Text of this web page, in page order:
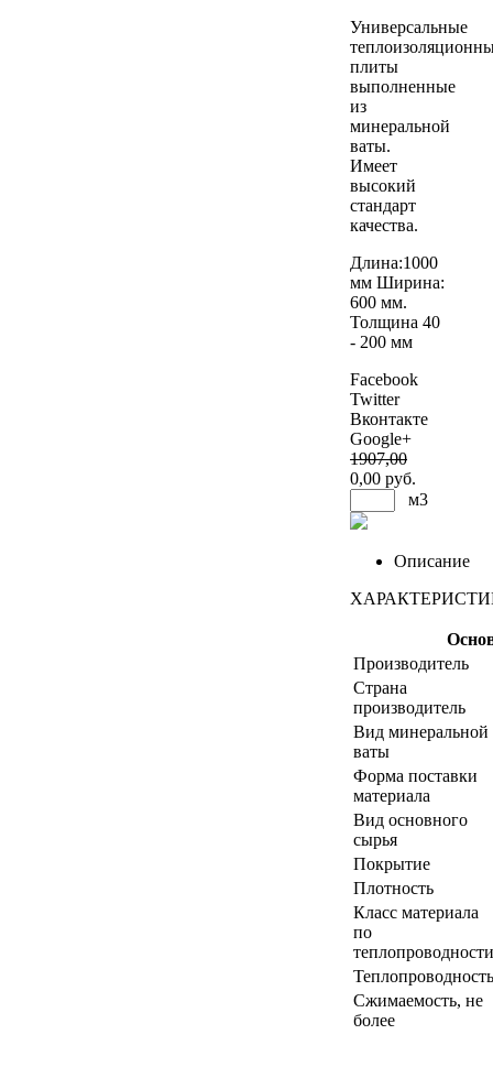
Универсальные
плиты
выполненные
из
минеральной
ваты.
Имеет
высокий
стандарт
качества.
Длина:1000
мм Ширина:
600 мм.
Толщина 40
- 200 мм
Facebook
Twitter
Вконтакте
Google+
1907,00
0,00 руб.
м3
Описание
Производитель
Страна
производитель
Вид минеральной
ваты
Форма поставки
материала
Вид основного
сырья
Покрытие
Плотность
Класс материала
по
теплопроводности
Теплопроводность
Сжимаемость, не
более